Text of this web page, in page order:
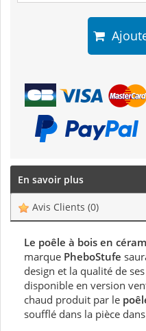
En savoir plus
Avis Clients (0)
Le poêle à bois en
marque PheboStufe
design et la qualité de
disponible en version
chaud produit par le
soufflé dans la pièce